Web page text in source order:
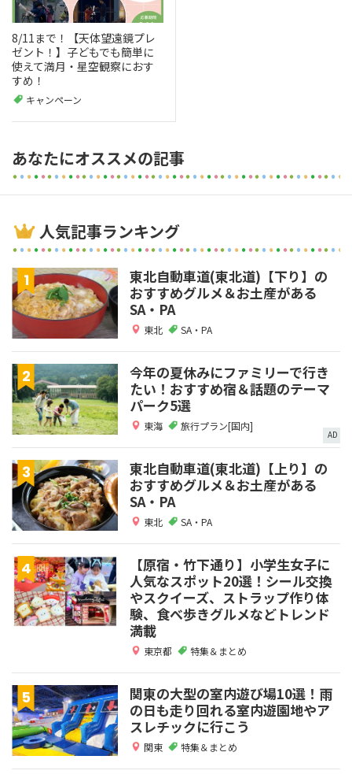
8/11まで！【天体望遠鏡プレ
ゼント！】子どもでも簡単に
使えて満月・星空観察におす
すめ！
キャンペーン
あなたにオススメの記事
人気記事ランキング
東北自動車道(東北道)【下り】の
おすすめグルメ＆お土産がある
SA・PA
東北 SA・PA
今年の夏休みにファミリーで行き
たい！おすすめ宿＆話題のテーマ
パーク5選
東海 旅行プラン[国内]
AD
東北自動車道(東北道)【上り】の
おすすめグルメ＆お土産がある
SA・PA
東北 SA・PA
【原宿・竹下通り】小学生女子に
人気なスポット20選！シール交換
やスクイーズ、ストラップ作り体
験、食べ歩きグルメなどトレンド
満載
東京都 特集＆まとめ
関東の大型の室内遊び場10選！雨
の日も走り回れる室内遊園地やア
スレチックに行こう
関東 特集＆まとめ